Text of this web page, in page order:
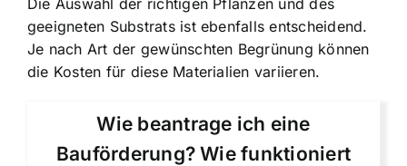
Die Auswahl der richtigen Pflanzen und des
geeigneten Substrats ist ebenfalls entscheidend.
Je nach Art der gewünschten Begrünung können
die Kosten für diese Materialien variieren.
Wie beantrage ich eine
Bauförderung? Wie funktioniert